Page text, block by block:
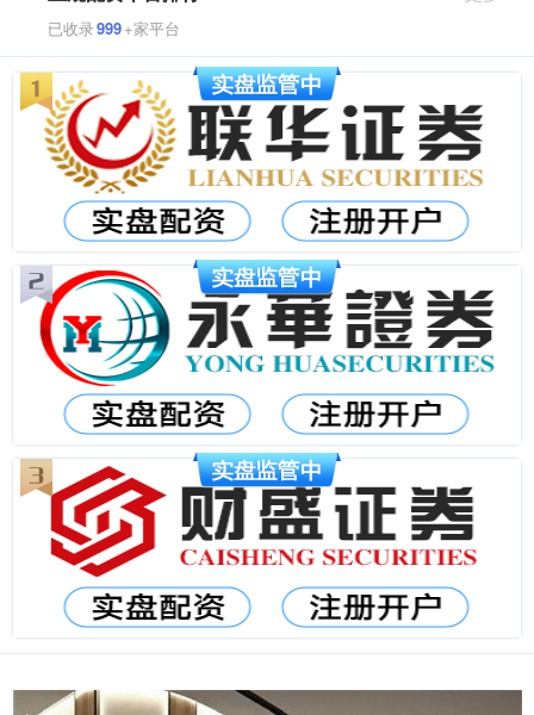
已收录999+家平台